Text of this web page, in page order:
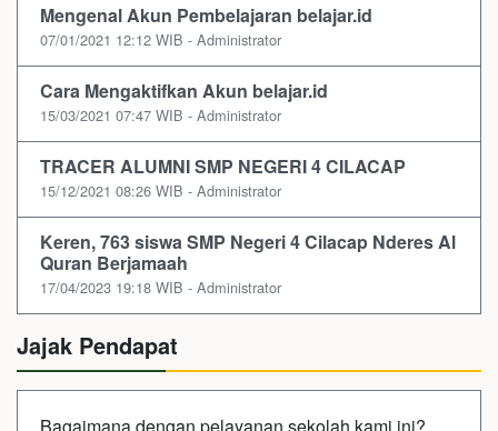
Mengenal Akun Pembelajaran belajar.id
07/01/2021 12:12 WIB - Administrator
Cara Mengaktifkan Akun belajar.id
15/03/2021 07:47 WIB - Administrator
TRACER ALUMNI SMP NEGERI 4 CILACAP
15/12/2021 08:26 WIB - Administrator
Keren, 763 siswa SMP Negeri 4 Cilacap Nderes Al
Quran Berjamaah
17/04/2023 19:18 WIB - Administrator
Jajak Pendapat
Bagaimana dengan pelayanan sekolah kami ini?